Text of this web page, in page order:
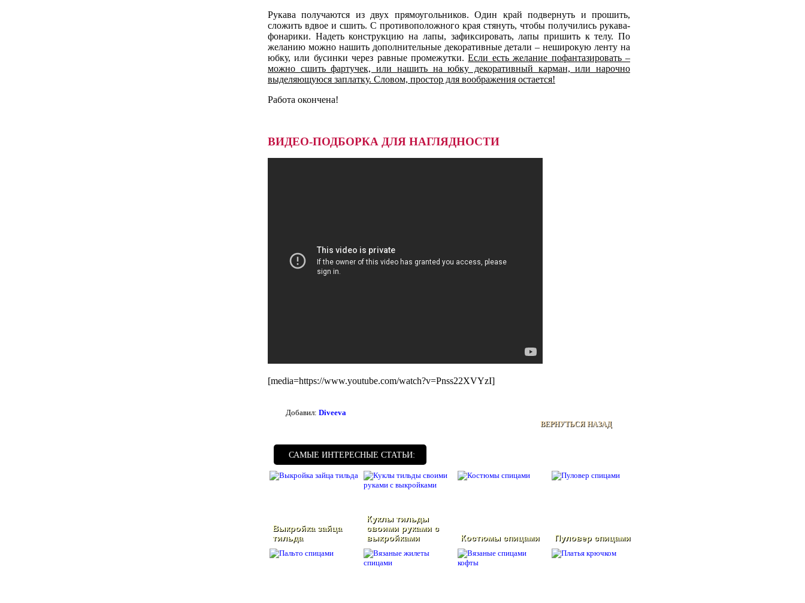
Рукава получаются из двух прямоугольников. Один край подвернуть и прошить,
сложить вдвое и сшить. С противоположного края стянуть, чтобы получились рукава-
фонарики. Надеть конструкцию на лапы, зафиксировать, лапы пришить к телу. По
желанию можно нашить дополнительные декоративные детали – неширокую ленту на
юбку, или бусинки через равные промежутки.Если есть желание пофантазировать –
можно сшить фартучек, или нашить на юбку декоративный карман, или нарочно
выделяющуюся заплатку. Словом, простор для воображения остается!
Работа окончена!
ВИДЕО-ПОДБОРКА ДЛЯ НАГЛЯДНОСТИ
[media=https://www.youtube.com/watch?v=Pnss22XVYzI]
Добавил: Diveeva
ВЕРНУТЬСЯ НАЗАД
САМЫЕ ИНТЕРЕСНЫЕ СТАТЬИ:
Выкройка зайца
тильда
Куклы тильды
своими руками с
выкройками
Костюмы спицами Пуловер спицами